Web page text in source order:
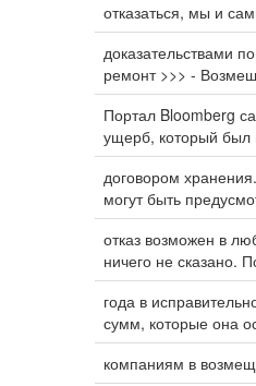
отказаться, мы и
доказательствами
ремонт >>> -
Портал Bloomberg
ущерб, который был
договором
могут быть
отказ возможен в
ничего не сказано.
года в
сумм, которые она
компаниям в